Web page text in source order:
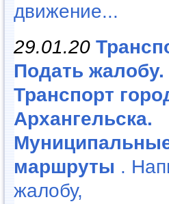
движение...
29.01.20
Подать жалобу.
Транспорт
Архангельска.
маршруты .
жалобу,